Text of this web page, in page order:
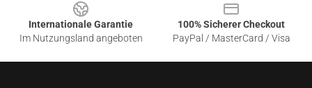
Internationale Garantie
Im Nutzungsland angeboten
100% Sicherer Checkout
PayPal / MasterCard / Visa